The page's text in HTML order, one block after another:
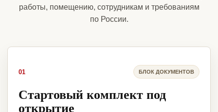
работы, помещению, сотрудникам и требованиям
по России.
01 БЛОК ДОКУМЕНТОВ
Стартовый комплект под
открытие